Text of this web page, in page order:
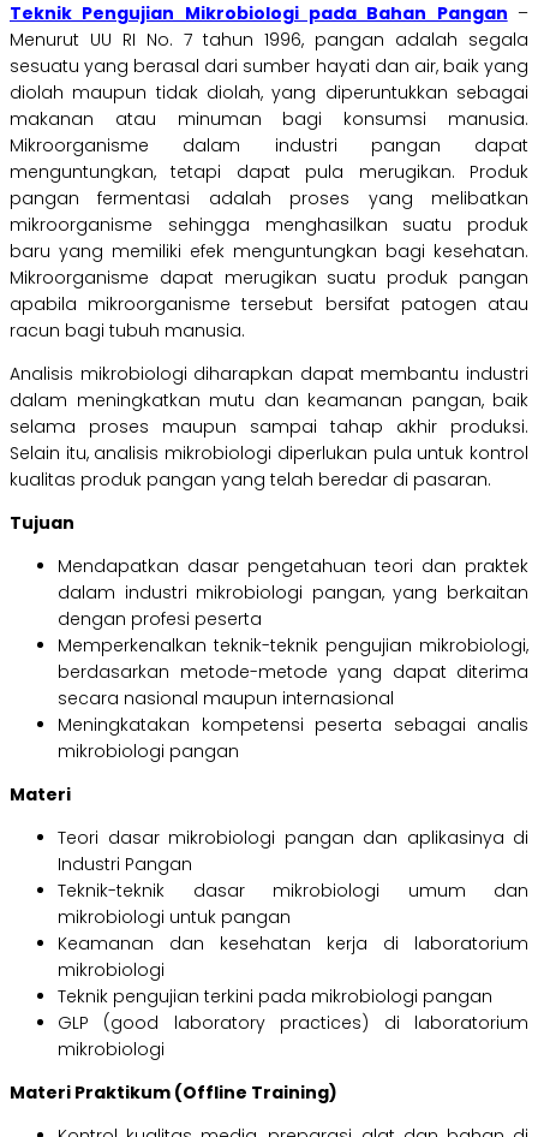
Teknik Pengujian Mikrobiologi pada Bahan Pangan –
Menurut UU RI No. 7 tahun 1996, pangan adalah segala
sesuatu yang berasal dari sumber hayati dan air, baik yang
diolah maupun tidak diolah, yang diperuntukkan sebagai
makanan atau minuman bagi konsumsi manusia.
Mikroorganisme dalam industri pangan dapat
menguntungkan, tetapi dapat pula merugikan. Produk
pangan fermentasi adalah proses yang melibatkan
mikroorganisme sehingga menghasilkan suatu produk
baru yang memiliki efek menguntungkan bagi kesehatan.
Mikroorganisme dapat merugikan suatu produk pangan
apabila mikroorganisme tersebut bersifat patogen atau
racun bagi tubuh manusia.
Analisis mikrobiologi diharapkan dapat membantu industri
dalam meningkatkan mutu dan keamanan pangan, baik
selama proses maupun sampai tahap akhir produksi.
Selain itu, analisis mikrobiologi diperlukan pula untuk kontrol
kualitas produk pangan yang telah beredar di pasaran.
Tujuan
Mendapatkan dasar pengetahuan teori dan praktek
dalam industri mikrobiologi pangan, yang berkaitan
dengan profesi peserta
Memperkenalkan teknik-teknik pengujian mikrobiologi,
berdasarkan metode-metode yang dapat diterima
secara nasional maupun internasional
Meningkatakan kompetensi peserta sebagai analis
mikrobiologi pangan
Materi
Teori dasar mikrobiologi pangan dan aplikasinya di
Industri Pangan
Teknik-teknik dasar mikrobiologi umum dan
mikrobiologi untuk pangan
Keamanan dan kesehatan kerja di laboratorium
mikrobiologi
Teknik pengujian terkini pada mikrobiologi pangan
GLP (good laboratory practices) di laboratorium
mikrobiologi
Materi Praktikum (Offline Training)